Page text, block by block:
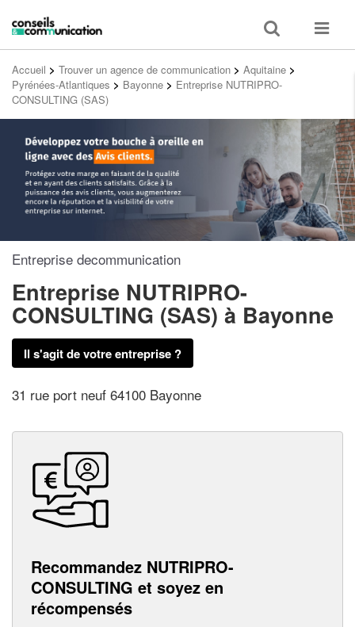
Toggle
search
Toggle
Accueil > Trouver un agence de communication > Aquitaine >
Pyrénées-Atlantiques > Bayonne > Entreprise NUTRIPRO-
CONSULTING (SAS)
Entreprise decommunication
Entreprise NUTRIPRO-
CONSULTING (SAS) à Bayonne
Il s'agit de votre entreprise ?
31 rue port neuf 64100 Bayonne
Recommandez NUTRIPRO-
CONSULTING et soyez en
récompensés